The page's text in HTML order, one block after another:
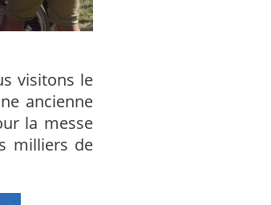
visitons le
ancienne
la messe
milliers de